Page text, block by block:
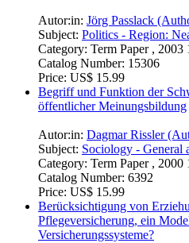
Autor:in: Jörg Passlack
Subject: Politics - Region:
Category: Term Paper , 2003
Catalog Number: 15306
Price: US$ 15.99
Begriff und Funktion der
öffentlicher Meinungsbildung
Autor:in: Dagmar Rissler
Subject: Sociology - General
Category: Term Paper , 2000
Catalog Number: 6392
Price: US$ 15.99
Berücksichtigung von
Pflegeversicherung, ein
Versicherungssysteme?